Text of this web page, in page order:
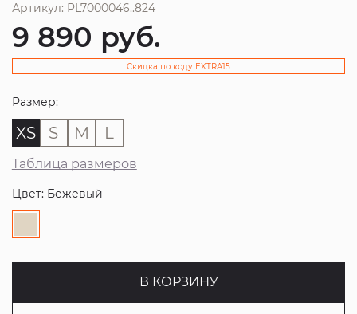
Артикул: PL7000046..824
9 890 руб.
Скидка по коду EXTRA15
Размер:
XS S M L
Таблица размеров
Цвет: Бежевый
В КОРЗИНУ